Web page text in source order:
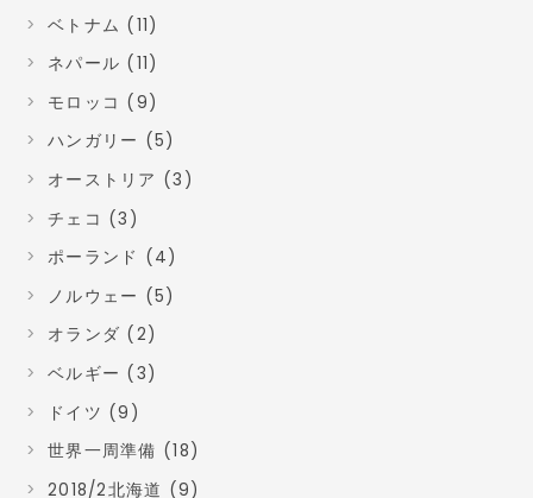
ベトナム (11)
ネパール (11)
モロッコ (9)
ハンガリー (5)
オーストリア (3)
チェコ (3)
ポーランド (4)
ノルウェー (5)
オランダ (2)
ベルギー (3)
ドイツ (9)
世界一周準備 (18)
2018/2北海道 (9)